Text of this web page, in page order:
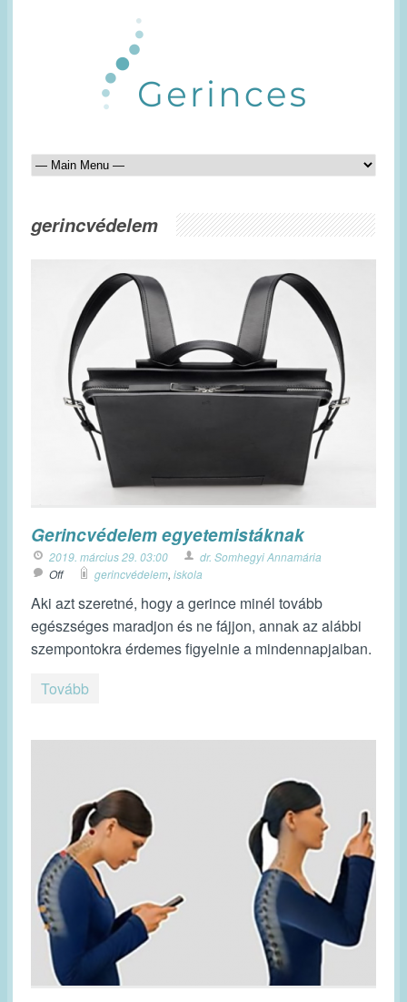
gerincvédelem
Gerincvédelem egyetemistáknak
2019. március 29. 03:00
dr. Somhegyi Annamária
Off
gerincvédelem, iskola
Aki azt szeretné, hogy a gerince minél tovább
egészséges maradjon és ne fájjon, annak az alábbi
szempontokra érdemes figyelnie a mindennapjaiban.
Tovább